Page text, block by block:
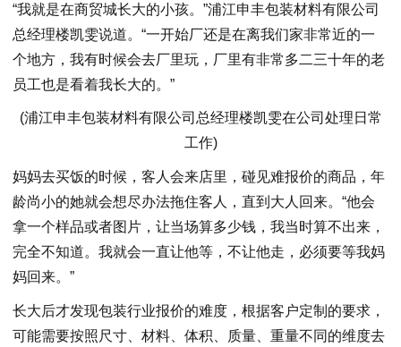
“我就是在商贸城长大的小孩。”浦江申丰包装材料有限公司
总经理楼凯雯说道。“一开始厂还是在离我们家非常近的一
个地方，我有时候会去厂里玩，厂里有非常多二三十年的老
员工也是看着我长大的。”
(浦江申丰包装材料有限公司总经理楼凯雯在公司处理日常
工作)
妈妈去买饭的时候，客人会来店里，碰见难报价的商品，年
龄尚小的她就会想尽办法拖住客人，直到大人回来。“他会
拿一个样品或者图片，让当场算多少钱，我当时算不出来，
完全不知道。我就会一直让他等，不让他走，必须要等我妈
妈回来。”
长大后才发现包装行业报价的难度，根据客户定制的要求，
可能需要按照尺寸、材料、体积、质量、重量不同的维度去